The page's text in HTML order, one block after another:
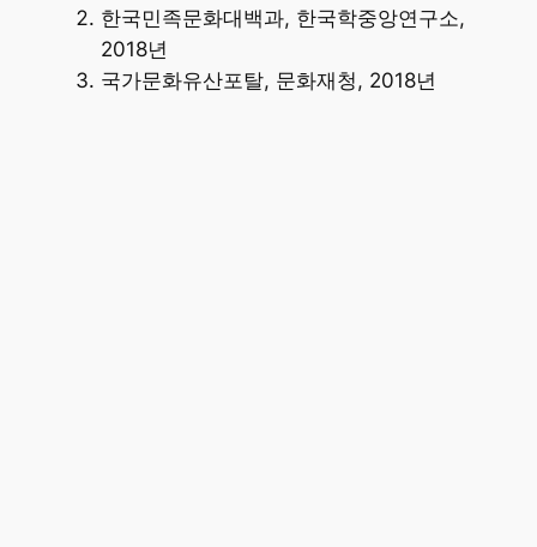
한국민족문화대백과, 한국학중앙연구소,
2018년
국가문화유산포탈, 문화재청, 2018년